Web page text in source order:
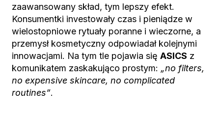
zaawansowany skład, tym lepszy efekt.
Konsumentki investowały czas i pieniądze w
wielostopniowe rytuały poranne i wieczorne, a
przemysł kosmetyczny odpowiadał kolejnymi
innowacjami. Na tym tle pojawia się ASICS z
komunikatem zaskakująco prostym: „no filters,
no expensive skincare, no complicated
routines”.